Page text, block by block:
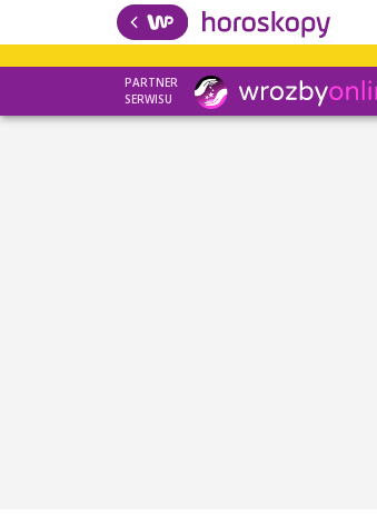
PARTNER
SERWISU